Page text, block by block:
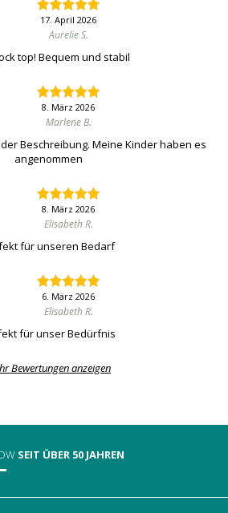
17. April 2026
Aurelie S.
top! Bequem und stabil
8. März 2026
Marlene B.
Beschreibung. Meine Kinder haben es
angenommen
8. März 2026
Elisabeth R.
für unseren Bedarf
6. März 2026
Elisabeth R.
für unser Bedürfnis
Bewertungen anzeigen
SEIT ÜBER 50 JAHREN